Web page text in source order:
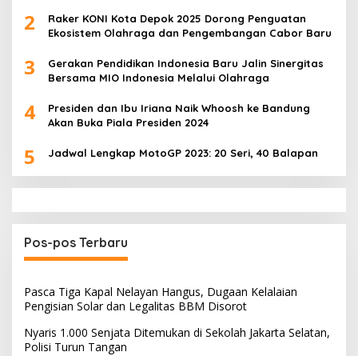
2
Raker KONI Kota Depok 2025 Dorong Penguatan
Ekosistem Olahraga dan Pengembangan Cabor Baru
3
Gerakan Pendidikan Indonesia Baru Jalin Sinergitas
Bersama MIO Indonesia Melalui Olahraga
4
Presiden dan Ibu Iriana Naik Whoosh ke Bandung
Akan Buka Piala Presiden 2024
5 Jadwal Lengkap MotoGP 2023: 20 Seri, 40 Balapan
Pos-pos Terbaru
Pasca Tiga Kapal Nelayan Hangus, Dugaan Kelalaian
Pengisian Solar dan Legalitas BBM Disorot
Nyaris 1.000 Senjata Ditemukan di Sekolah Jakarta Selatan,
Polisi Turun Tangan